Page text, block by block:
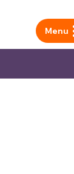
Menu